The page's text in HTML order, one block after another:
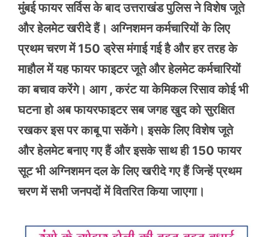
मुंबई फायर सर्विस के बाद उत्तराखंड पुलिस ने विशेष जूते
और हेलमेट खरीदे हैं। अग्निशमन कर्मचारियों के लिए
प्रथम चरण में 150 ड्रेस मंगाई गई है और हर तरह के
माहौल में यह फायर फाइटर जूते और हेलमेट कर्मचारियों
का बचाव करेंगे। आग , करंट या केमिकल रिसाव कोई भी
घटना हो अब फायरफाइटर सब जगह खुद को सुरक्षित
रखकर इस पर काबू पा सकेंगे। इसके लिए विशेष जूते
और हेलमेट बनाए गए हैं और इसके साथ ही 150 फायर
सूट भी अग्निशमन दल के लिए खरीदे गए हैं जिन्हें प्रथम
चरण में सभी जनपदों में वितरित किया जाएगा।